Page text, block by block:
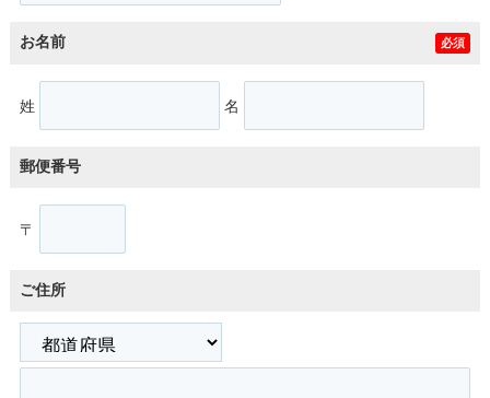
お名前 必須
姓 名
郵便番号
〒
ご住所